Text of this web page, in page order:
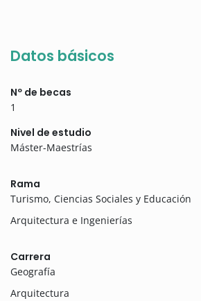
Datos básicos
Nº de becas
1
Nivel de estudio
Máster-Maestrías
Rama
Turismo, Ciencias Sociales y Educación
Arquitectura e Ingenierías
Carrera
Geografía
Arquitectura